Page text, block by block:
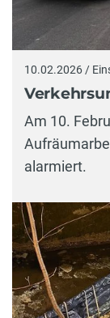
10.02.2026 /
Am 10.
alarmiert.